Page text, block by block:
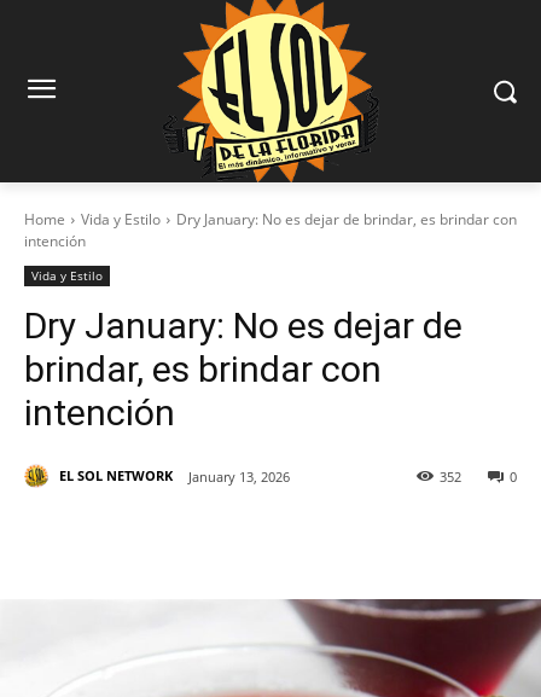
Home Vida y Estilo
Dry January: No es dejar de brindar, es brindar con
intención
Vida y Estilo
Dry January: No es dejar de
brindar, es brindar con
intención
EL SOL NETWORK January 13, 2026 0
352